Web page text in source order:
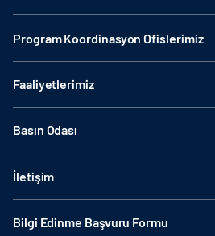
Program Koordinasyon Ofislerimiz
Faaliyetlerimiz
Basın Odası
İletişim
Bilgi Edinme Başvuru Formu